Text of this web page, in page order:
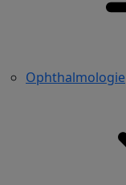
Ophthalmologie